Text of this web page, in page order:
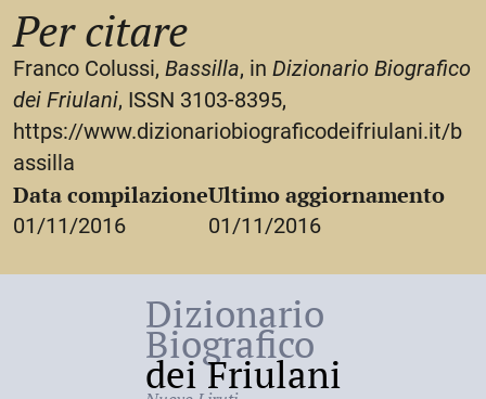
Per citare
Franco Colussi, Bassilla, in Dizionario Biografico
dei Friulani, ISSN 3103-8395,
https://www.dizionariobiograficodeifriulani.it/b
assilla
Data compilazione
01/11/2016
Ultimo aggiornamento
01/11/2016
Dizionario
Biografico
dei Friulani